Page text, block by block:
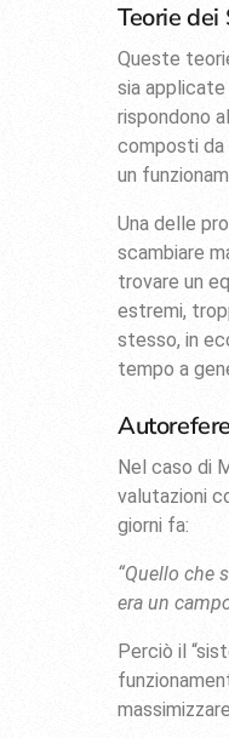
Teorie dei
Queste
sia
rispondono
composti da
un
Una delle
scambiare
trovare un
estremi,
stesso, in
tempo a
Nel caso di
valutazioni
giorni fa:
“Quello che
era un
Perciò il